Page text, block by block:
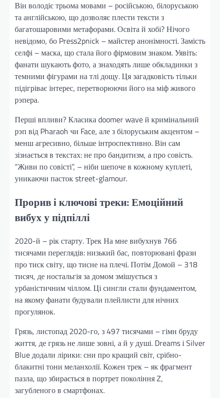
Він володіє трьома мовами – російською, білоруською
та англійською, що дозволяє плести тексти з
багатошаровими метафорами. Освіта й хобі? Нічого
невідомо, бо Press2pnick – майстер анонімності. Замість
селфі – маска, що стала його фірмовим знаком. Уявіть:
фанати шукають фото, а знаходять лише обкладинки з
темними фігурами на тлі дощу. Ця загадковість тільки
підігріває інтерес, перетворюючи його на міф живого
рэпера.
Перші впливи? Класика doomer wave й кримінальний
рэп від Pharaoh чи Face, але з білоруським акцентом –
менш агресивно, більше інтроспективно. Він сам
зізнається в текстах: не про бандитизм, а про совість.
“Живи по совісті”, – ніби шепоче в кожному куплеті,
уникаючи пасток street-glamour.
Прорив і ключові треки: Емоційний
вибух у підпіллі
2020-й – рік старту. Трек На мне вибухнув 766
тисячами переглядів: низький бас, повторювані фрази
про тиск світу, що тисне на плечі. Потім Домой – 318
тисяч, де ностальгія за домом змішується з
урбаністичним чіллом. Ці сингли стали фундаментом,
на якому фанати будували плейлисти для нічних
прогулянок.
Грязь, листопад 2020-го, з 497 тисячами – гімн бруду
життя, де грязь не лише зовні, а й у душі. Dreams і Silver
Blue додали лірики: сни про кращий світ, срібно-
блакитні тони меланхолії. Кожен трек – як фрагмент
пазла, що збирається в портрет покоління Z,
загубленого в смартфонах.